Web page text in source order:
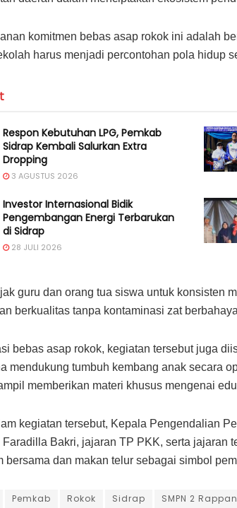
komitmen bebas asap rokok ini adalah
harus menjadi percontohan pola hidup
Respon Kebutuhan LPG, Pemkab
Sidrap Kembali Salurkan Extra
Dropping
3 AGUSTUS 2026
Investor Internasional Bidik
Pengembangan Energi Terbarukan
di Sidrap
28 JULI 2026
guru dan orang tua siswa untuk konsisten
berkualitas tanpa kontaminasi zat
bebas asap rokok, kegiatan tersebut juga
mendukung tumbuh kembang anak secara
memberikan materi khusus mengenai
kegiatan tersebut, Kepala Pengendalian
Faradilla Bakri, jajaran TP PKK, serta jajaran
bersama dan makan telur sebagai simbol
Pemkab Rokok Sidrap SMPN 2